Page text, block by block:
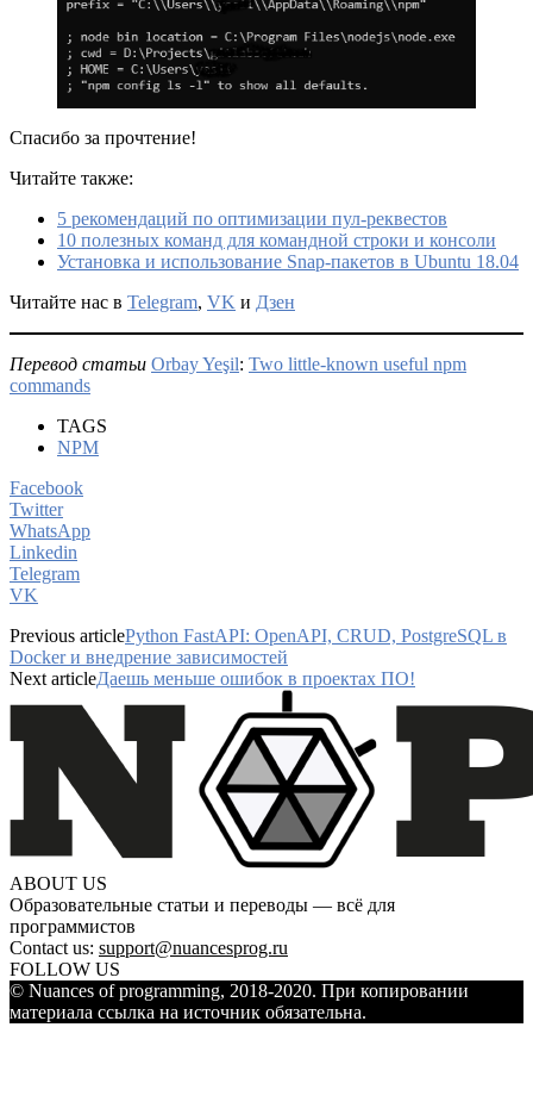
Спасибо за прочтение!
Читайте также:
5 рекомендаций по оптимизации пул-реквестов
10 полезных команд для командной строки и консоли
Установка и использование Snap-пакетов в Ubuntu 18.04
Читайте нас в Telegram, VK и Дзен
Перевод статьи Orbay Yeşil: Two little-known useful npm
commands
TAGS
NPM
Facebook
Twitter
WhatsApp
Linkedin
Telegram
VK
Previous articlePython FastAPI: OpenAPI, CRUD, PostgreSQL в
Docker и внедрение зависимостей
Next articleДаешь меньше ошибок в проектах ПО!
ABOUT US
Образовательные статьи и переводы — всё для
программистов
Contact us: support@nuancesprog.ru
FOLLOW US
© Nuances of programming, 2018-2020. При копировании
материала ссылка на источник обязательна.